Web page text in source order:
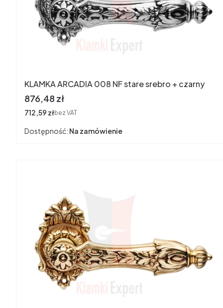
KLAMKA ARCADIA 008 NF stare srebro + czarny
Cena
876,48 zł
Cena
712,59 złbez VAT
Dostępność: Na zamówienie